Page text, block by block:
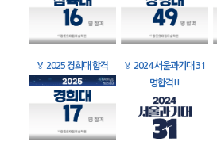
🏅 2025 경희대 합격 🏅 2024 서울과기대 31
명합격!!